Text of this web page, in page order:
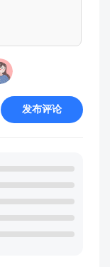
发布评论